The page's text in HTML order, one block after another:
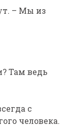
– Мы из
Там ведь
с
человека.